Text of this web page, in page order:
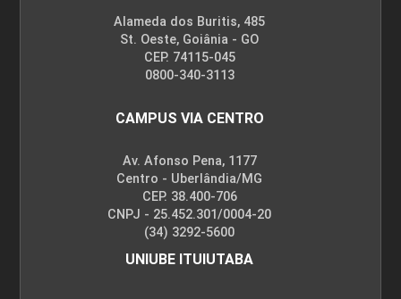
Alameda dos Buritis, 485
St. Oeste, Goiânia - GO
CEP. 74115-045
0800-340-3113
CAMPUS VIA CENTRO
Av. Afonso Pena, 1177
Centro - Uberlândia/MG
CEP. 38.400-706
CNPJ - 25.452.301/0004-20
(34) 3292-5600
UNIUBE ITUIUTABA